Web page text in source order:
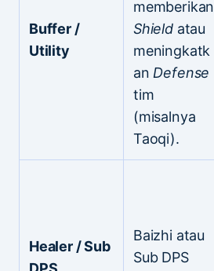
Buffer /
Utility
memberikan
Shieldatau
meningkatk
an Defense
tim
(misalnya
Taoqi).
Healer / Sub
Baizhi atau
Sub DPS